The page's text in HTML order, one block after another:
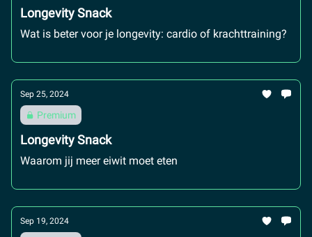
Longevity Snack
Wat is beter voor je longevity: cardio of krachttraining?
Sep 25, 2024
Premium
Longevity Snack
Waarom jij meer eiwit moet eten
Sep 19, 2024